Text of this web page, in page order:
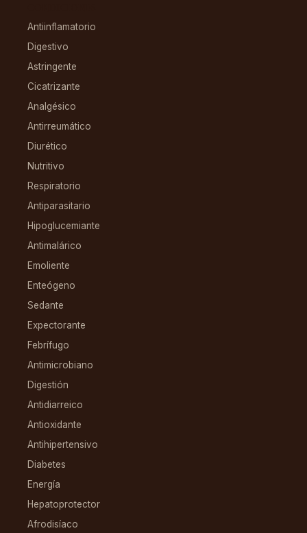
Antiinflamatorio
Digestivo
Astringente
Cicatrizante
Analgésico
Antirreumático
Diurético
Nutritivo
Respiratorio
Antiparasitario
Hipoglucemiante
Antimalárico
Emoliente
Enteógeno
Sedante
Expectorante
Febrífugo
Antimicrobiano
Digestión
Antidiarreico
Antioxidante
Antihipertensivo
Diabetes
Energía
Hepatoprotector
Afrodisíaco